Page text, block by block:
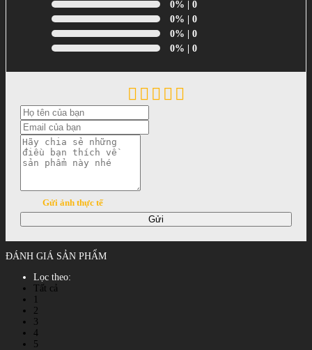
0% | 0
0% | 0
0% | 0
0% | 0
Gửi ảnh thực tế
Gửi
ĐÁNH GIÁ SẢN PHẨM
Lọc theo:
Tất cả
1
2
3
4
5